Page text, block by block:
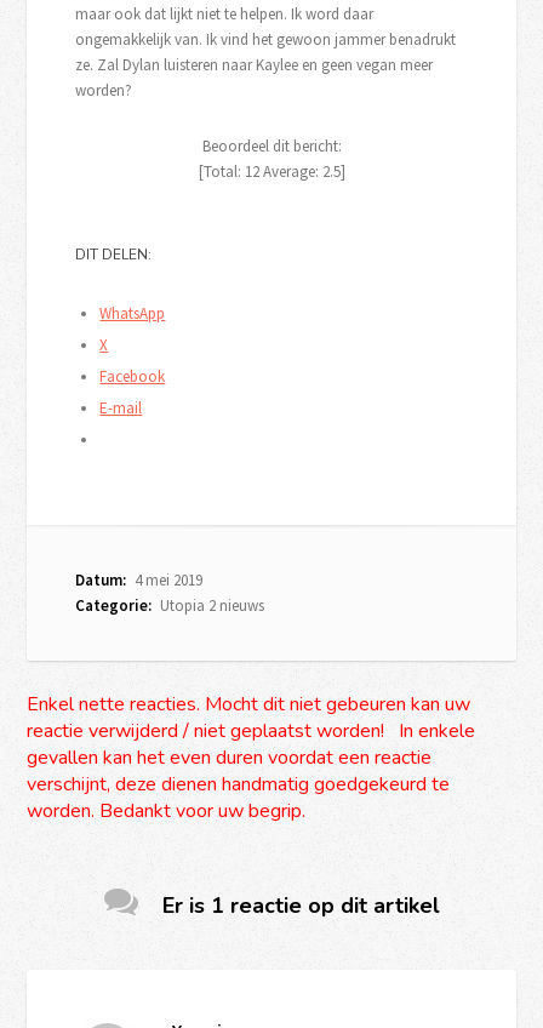
maar ook dat lijkt niet te helpen. Ik word daar
ongemakkelijk van. Ik vind het gewoon jammer benadrukt
ze. Zal Dylan luisteren naar Kaylee en geen vegan meer
worden?
Beoordeel dit bericht:
[Total: 12Average: 2.5]
DIT DELEN:
WhatsApp
X
Facebook
E-mail
Datum: 4 mei 2019
Categorie: Utopia 2 nieuws
Enkel nette reacties. Mocht dit niet gebeuren kan uw
reactie verwijderd / niet geplaatst worden! In enkele
gevallen kan het even duren voordat een reactie
verschijnt, deze dienen handmatig goedgekeurd te
worden. Bedankt voor uw begrip.
Er is 1 reactie op dit artikel